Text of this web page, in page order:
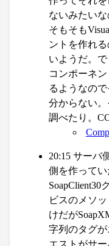
ないみたいな
そもそも
ントを作れ
いようだ。
コンポーネ
るようなの
分からない
調べたり。
20:15 サーバ
側を作ってい
SoapClient30
ビスのメソ
けだが
字列のタグ
エストがサ